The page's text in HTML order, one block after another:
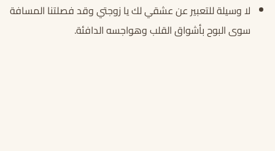
لا وسيلة للتعبير عن عشقي لك يا زوجتي وقد فصلتنا المسافة
سوى البوح بأشواق القلب وهواجسه الدافئة.